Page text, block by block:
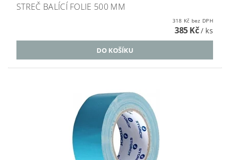
STREČ BALÍCÍ FOLIE 500 MM
318 Kč bez DPH
385 Kč/ ks